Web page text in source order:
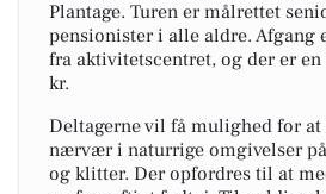
Plantage. Turen er målrettet
pensionister i alle aldre. Afgang
fra aktivitetscentret, og der er
kr.
Deltagerne vil få mulighed for
nærvær i naturrige omgivelser
og klitter. Der opfordres til at